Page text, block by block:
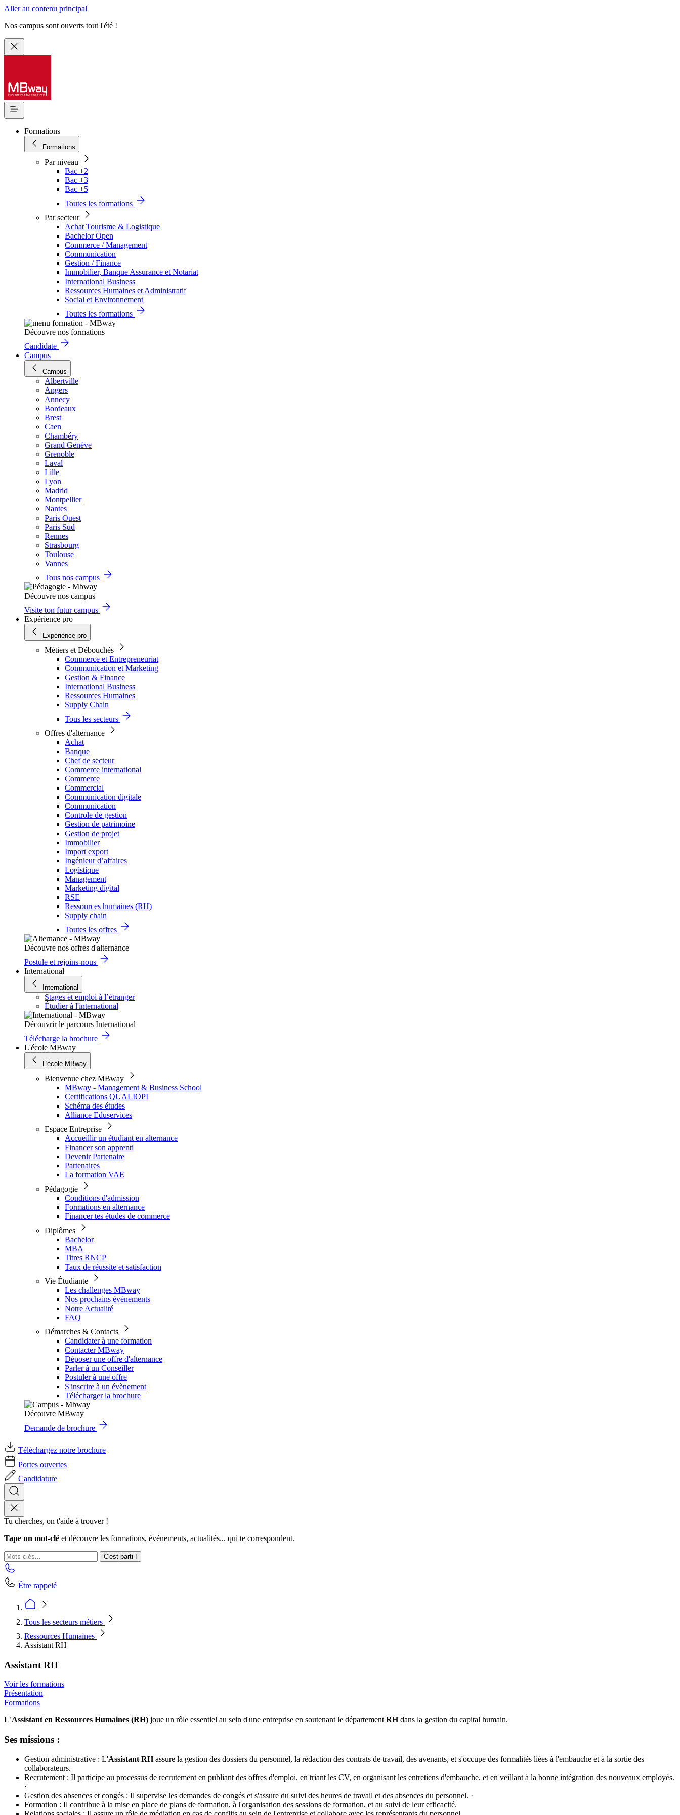
Aller au contenu principal
Nos campus sont ouverts tout l'été !
Formations
Formations
Par niveau
Bac +2
Bac +3
Bac +5
Toutes les formations
Par secteur
Achat Tourisme & Logistique
Bachelor Open
Commerce / Management
Communication
Gestion / Finance
Immobilier, Banque Assurance et Notariat
International Business
Ressources Humaines et Administratif
Social et Environnement
Toutes les formations
Découvre nos formations
Candidate
Campus
Campus
Albertville
Angers
Annecy
Bordeaux
Brest
Caen
Chambéry
Grand Genève
Grenoble
Laval
Lille
Lyon
Madrid
Montpellier
Nantes
Paris Ouest
Paris Sud
Rennes
Strasbourg
Toulouse
Vannes
Tous nos campus
Découvre nos campus
Visite ton futur campus
Expérience pro
Expérience pro
Métiers et Débouchés
Commerce et Entrepreneuriat
Communication et Marketing
Gestion & Finance
International Business
Ressources Humaines
Supply Chain
Tous les secteurs
Offres d'alternance
Achat
Banque
Chef de secteur
Commerce international
Commerce
Commercial
Communication digitale
Communication
Controle de gestion
Gestion de patrimoine
Gestion de projet
Immobilier
Import export
Ingénieur d’affaires
Logistique
Management
Marketing digital
RSE
Ressources humaines (RH)
Supply chain
Toutes les offres
Découvre nos offres d'alternance
Postule et rejoins-nous
International
International
Stages et emploi à l’étranger
Étudier à l'international
Découvrir le parcours International
Télécharge la brochure
L'école MBway
L'école MBway
Bienvenue chez MBway
MBway - Management & Business School
Certifications QUALIOPI
Schéma des études
Alliance Eduservices
Espace Entreprise
Accueillir un étudiant en alternance
Financer son apprenti
Devenir Partenaire
Partenaires
La formation VAE
Pédagogie
Conditions d'admission
Formations en alternance
Financer tes études de commerce
Diplômes
Bachelor
MBA
Titres RNCP
Taux de réussite et satisfaction
Vie Étudiante
Les challenges MBway
Nos prochains évènements
Notre Actualité
FAQ
Démarches & Contacts
Candidater à une formation
Contacter MBway
Déposer une offre d'alternance
Parler à un Conseiller
Postuler à une offre
S'inscrire à un évènement
Télécharger la brochure
Découvre MBway
Demande de brochure
Téléchargez notre brochure
Portes ouvertes
Candidature
Tu cherches, on t'aide à trouver !
Tape un mot-clé et découvre les formations, événements, actualités... qui te correspondent.
C'est parti !
Être rappelé
Tous les secteurs métiers
Ressources Humaines
Assistant RH
Assistant RH
Voir les formations
Présentation
Formations
L'Assistant en Ressources Humaines (RH) joue un rôle essentiel au sein d'une entreprise en soutenant le départementRHdans la gestion du capital humain.
Ses missions :
Gestion administrative : L'Assistant RHassure la gestion des dossiers du personnel, la rédaction des contrats de travail, des avenants, et s'occupe des formalités liées à l'embauche et à la sortie des
collaborateurs.
Recrutement : Il participe au processus de recrutement en publiant des offres d'emploi, en triant les CV, en organisant les entretiens d'embauche, et en veillant à la bonne intégration des nouveaux employés.
·
Gestion des absences et congés : Il supervise les demandes de congés et s'assure du suivi des heures de travail et des absences du personnel. ·
Formation : Il contribue à la mise en place de plans de formation, à l'organisation des sessions de formation, et au suivi de leur efficacité.